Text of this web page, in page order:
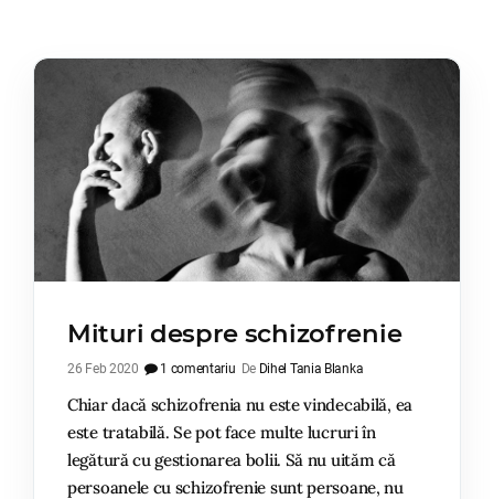
Mituri despre schizofrenie
26 Feb 2020 1 comentariu De Dihel Tania Blanka
Chiar dacă schizofrenia nu este vindecabilă, ea
este tratabilă. Se pot face multe lucruri în
legătură cu gestionarea bolii. Să nu uităm că
persoanele cu schizofrenie sunt persoane, nu